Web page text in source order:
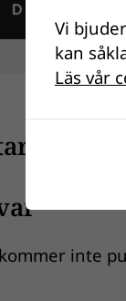
inte
Vi
kan
Läs vår